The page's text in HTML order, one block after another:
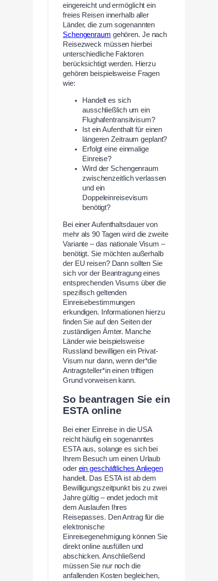
eingereicht und ermöglicht ein
freies Reisen innerhalb aller
Länder, die zum sogenannten
Schengenraum gehören. Je nach
Reisezweck müssen hierbei
unterschiedliche Faktoren
berücksichtigt werden. Hierzu
gehören beispielsweise Fragen
wie:
Handelt es sich
ausschließlich um ein
Flughafentransitvisum?
Ist ein Aufenthalt für einen
längeren Zeitraum geplant?
Erfolgt eine einmalige
Einreise?
Wird der Schengenraum
zwischenzeitlich verlassen
und ein
Doppeleinreisevisum
benötigt?
Bei einer Aufenthaltsdauer von
mehr als 90 Tagen wird die zweite
Variante – das nationale Visum –
benötigt. Sie möchten außerhalb
der EU reisen? Dann sollten Sie
sich vor der Beantragung eines
entsprechenden Visums über die
spezifisch geltenden
Einreisebestimmungen
erkundigen. Informationen hierzu
finden Sie auf den Seiten der
zuständigen Ämter. Manche
Länder wie beispielsweise
Russland bewilligen ein Privat-
Visum nur dann, wenn der*die
Antragsteller*in einen triftigen
Grund vorweisen kann.
So beantragen Sie ein
ESTA online
Bei einer Einreise in die USA
reicht häufig ein sogenanntes
ESTA aus, solange es sich bei
Ihrem Besuch um einen Urlaub
oder ein geschäftliches Anliegen
handelt. Das ESTA ist ab dem
Bewilligungszeitpunkt bis zu zwei
Jahre gültig – endet jedoch mit
dem Auslaufen Ihres
Reisepasses. Den Antrag für die
elektronische
Einreisegenehmigung können Sie
direkt online ausfüllen und
abschicken. Anschließend
müssen Sie nur noch die
anfallenden Kosten begleichen,